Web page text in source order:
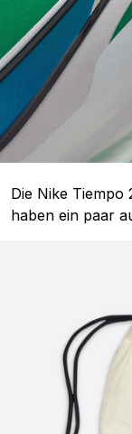
Die Nike Tiempo
haben ein paar